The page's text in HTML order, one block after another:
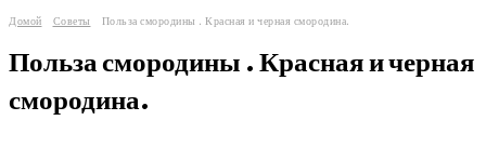
Домой Советы Польза смородины . Красная и черная смородина.
Польза смородины . Красная и черная
смородина.